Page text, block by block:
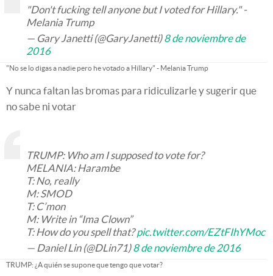
"Don't fucking tell anyone but I voted for Hillary." -
Melania Trump
— Gary Janetti (@GaryJanetti)8 de noviembre de
2016
"No se lo digas a nadie pero he votado a Hillary" - Melania Trump
Y nunca faltan las bromas para ridiculizarle y sugerir que
no sabe ni votar
TRUMP: Who am I supposed to vote for?
MELANIA: Harambe
T: No, really
M: SMOD
T: C’mon
M: Write in “Ima Clown”
T: How do you spell that?pic.twitter.com/EZtFIhYMoc
— Daniel Lin (@DLin71)8 de noviembre de 2016
TRUMP: ¿A quién se supone que tengo que votar?